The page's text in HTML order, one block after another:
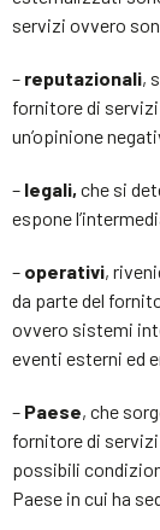
servizi ovvero
– reputazionali,
fornitore di
un’opinione
– legali, che si
espone
– operativi,
da parte del
ovvero sistemi
eventi esterni ed
– Paese, che
fornitore di servizi
possibili
Paese in cui ha